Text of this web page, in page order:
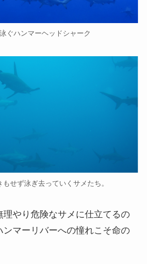
ぐハンマーヘッドシャーク
もせず泳ぎ去っていくサメたち。
理やり危険なサメに仕立てるの
ンマーリバーへの憧れこそ命の